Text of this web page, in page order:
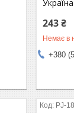
243 ₴
Немає в
+380
PJ-18